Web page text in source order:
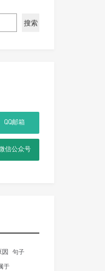
搜索
QQ邮箱
信公众号
因 句子
于